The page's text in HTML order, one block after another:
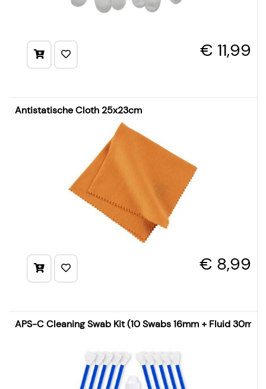
€ 11,99
Antistatische Cloth 25x23cm
€ 8,99
APS-C Cleaning Swab Kit (10 Swabs 16mm + Fluid 30ml)